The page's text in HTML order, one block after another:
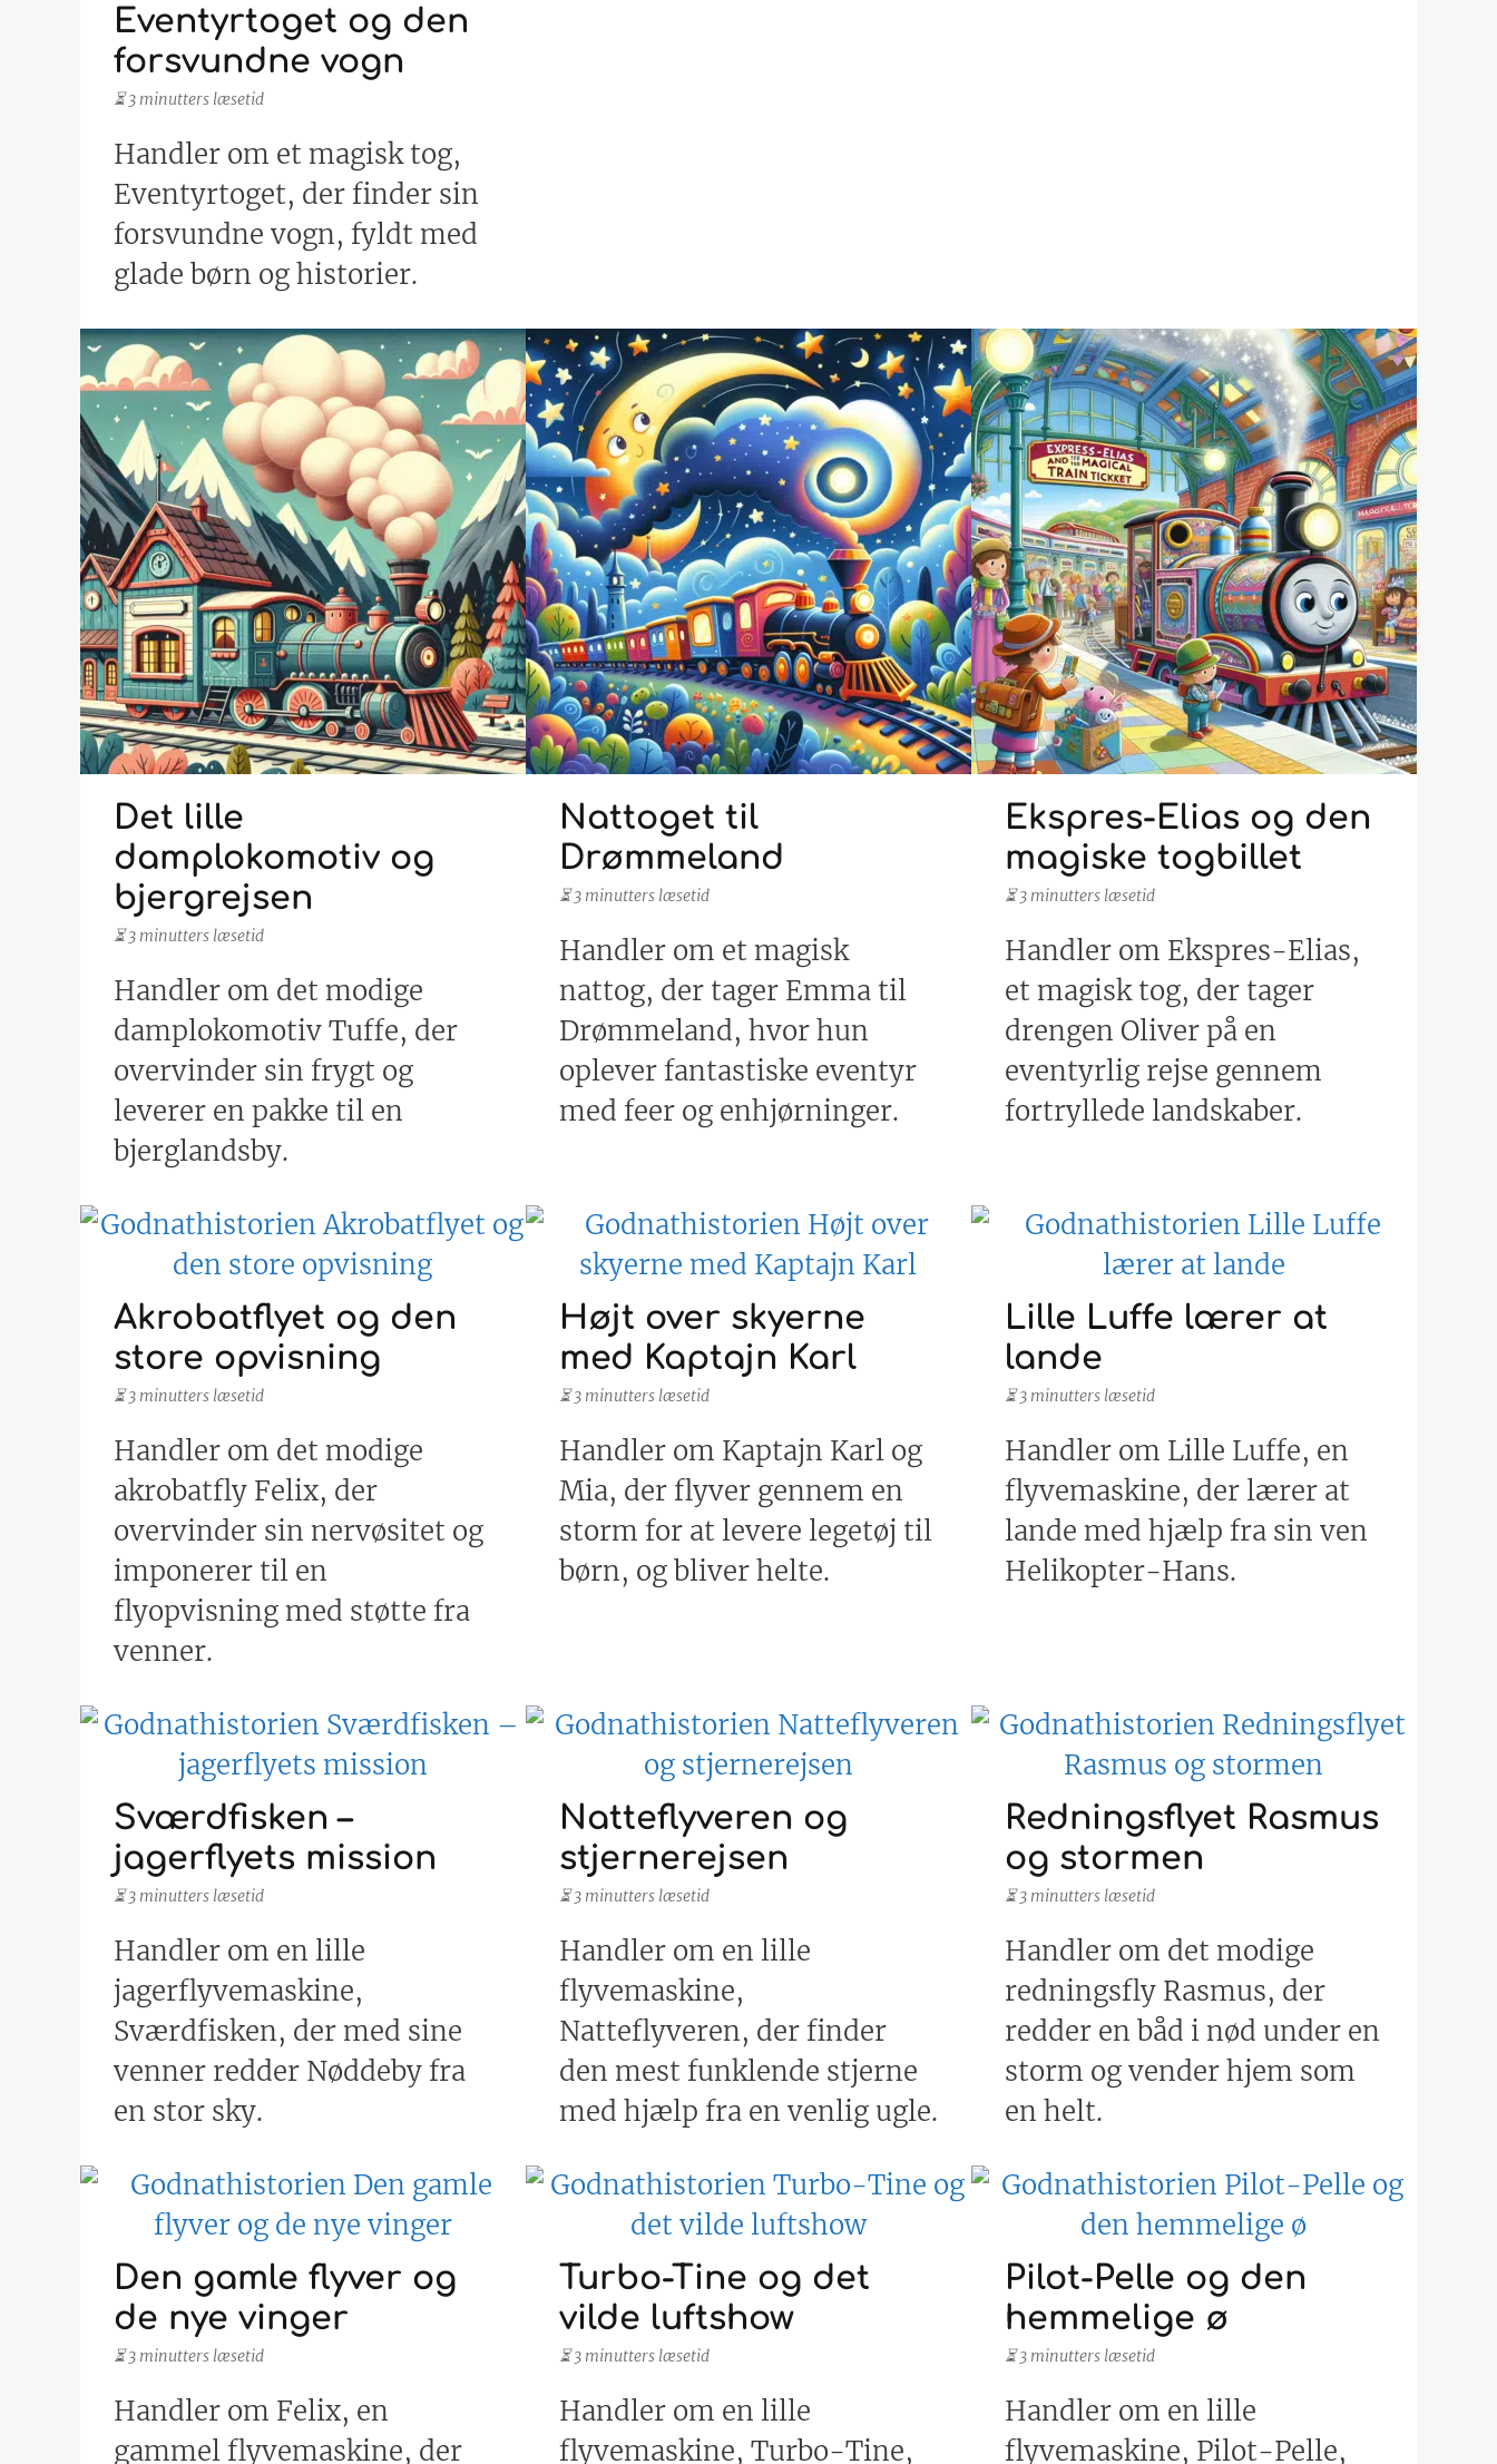
Eventyrtoget og den
forsvundne vogn
⏳ 3 minutters læsetid
Handler om et magisk tog,
Eventyrtoget, der finder sin
forsvundne vogn, fyldt med
glade børn og historier.
Det lille
damplokomotiv og
bjergrejsen
⏳ 3 minutters læsetid
Handler om det modige
damplokomotiv Tuffe, der
overvinder sin frygt og
leverer en pakke til en
bjerglandsby.
Nattoget til
Drømmeland
⏳ 3 minutters læsetid
Handler om et magisk
nattog, der tager Emma til
Drømmeland, hvor hun
oplever fantastiske eventyr
med feer og enhjørninger.
Ekspres-Elias og den
magiske togbillet
⏳ 3 minutters læsetid
Handler om Ekspres-Elias,
et magisk tog, der tager
drengen Oliver på en
eventyrlig rejse gennem
fortryllede landskaber.
Akrobatflyet og den
store opvisning
⏳ 3 minutters læsetid
Handler om det modige
akrobatfly Felix, der
overvinder sin nervøsitet og
imponerer til en
flyopvisning med støtte fra
venner.
Højt over skyerne
med Kaptajn Karl
⏳ 3 minutters læsetid
Handler om Kaptajn Karl og
Mia, der flyver gennem en
storm for at levere legetøj til
børn, og bliver helte.
Lille Luffe lærer at
lande
⏳ 3 minutters læsetid
Handler om Lille Luffe, en
flyvemaskine, der lærer at
lande med hjælp fra sin ven
Helikopter-Hans.
Sværdfisken –
jagerflyets mission
⏳ 3 minutters læsetid
Handler om en lille
jagerflyvemaskine,
Sværdfisken, der med sine
venner redder Nøddeby fra
en stor sky.
Natteflyveren og
stjernerejsen
⏳ 3 minutters læsetid
Handler om en lille
flyvemaskine,
Natteflyveren, der finder
den mest funklende stjerne
med hjælp fra en venlig ugle.
Redningsflyet Rasmus
og stormen
⏳ 3 minutters læsetid
Handler om det modige
redningsfly Rasmus, der
redder en båd i nød under en
storm og vender hjem som
en helt.
Den gamle flyver og
de nye vinger
⏳ 3 minutters læsetid
Handler om Felix, en
gammel flyvemaskine, der
Turbo-Tine og det
vilde luftshow
⏳ 3 minutters læsetid
Handler om en lille
flyvemaskine, Turbo-Tine,
Pilot-Pelle og den
hemmelige ø
⏳ 3 minutters læsetid
Handler om en lille
flyvemaskine, Pilot-Pelle,